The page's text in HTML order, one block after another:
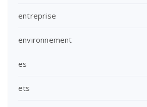
entreprise
environnement
es
ets